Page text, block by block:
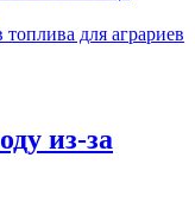
для аграриев
из-за